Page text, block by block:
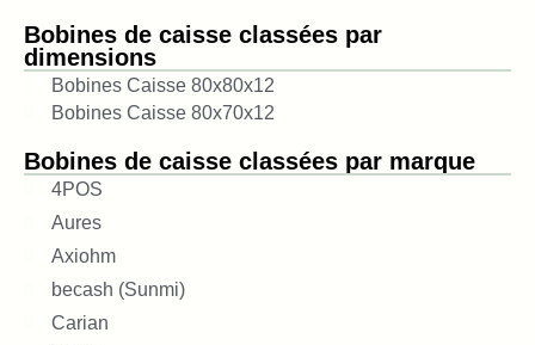
Bobines de caisse classées par
dimensions
Bobines Caisse 80x80x12
Bobines Caisse 80x70x12
Bobines de caisse classées par marque
4POS
Aures
Axiohm
becash (Sunmi)
Carian